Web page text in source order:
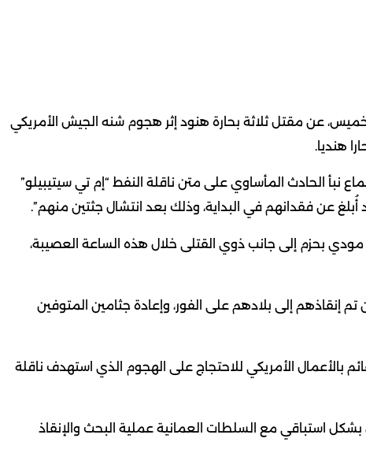
عن مقتل ثلاثة بحارة هنود إثر هجوم شنه الجيش الأمريكي
الحادث المأساوي على متن ناقلة النفط “إم تي سيتيبيلو”
أُبلغ عن فقدانهم في البداية، وذلك بعد انتشال جثتين منهم”.
بحزم إلى جانب ذوي القتلى خلال هذه الساعة العصيبة،
إنقاذهم إلى بلادهم على الفور، وإعادة جثامين المتوفين
بالأعمال الأمريكي للاحتجاج على الهجوم الذي استهدف ناقلة
استباقي مع السلطات العمانية عملية البحث والإنقاذ